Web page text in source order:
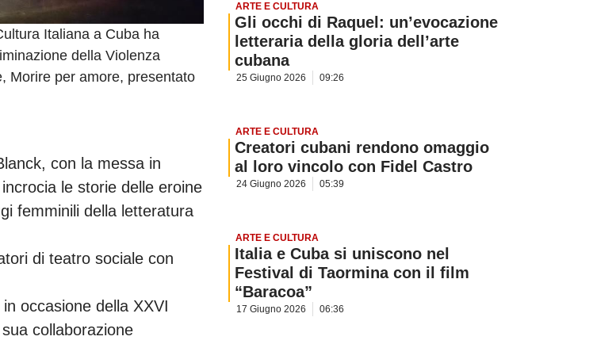
Italiana a Cuba ha
della Violenza
Morire per amore, presentato
con la messa in
le storie delle eroine
femminili della letteratura
di teatro sociale con
in occasione della XXVI
collaborazione
ARTE E CULTURA
Gli occhi di Raquel: un’evocazione
letteraria della gloria dell’arte
cubana
25 Giugno 2026 09:26
ARTE E CULTURA
Creatori cubani rendono omaggio
al loro vincolo con Fidel Castro
24 Giugno 2026 05:39
ARTE E CULTURA
Italia e Cuba si uniscono nel
Festival di Taormina con il film
“Baracoa”
17 Giugno 2026 06:36